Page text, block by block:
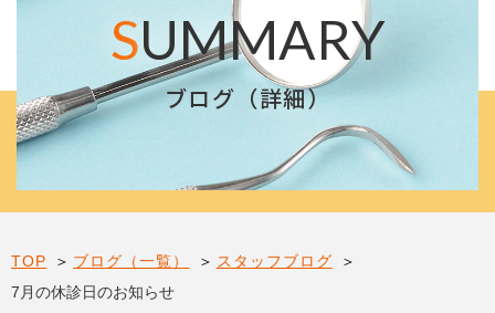
SUMMARY
ブログ（詳細）
TOP ブログ（一覧）
スタッフブログ
7月の休診日のお知らせ